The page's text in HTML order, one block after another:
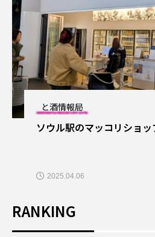
と酒情報局
ソウル駅のマッコリショッ
2025.04.06
RANKING